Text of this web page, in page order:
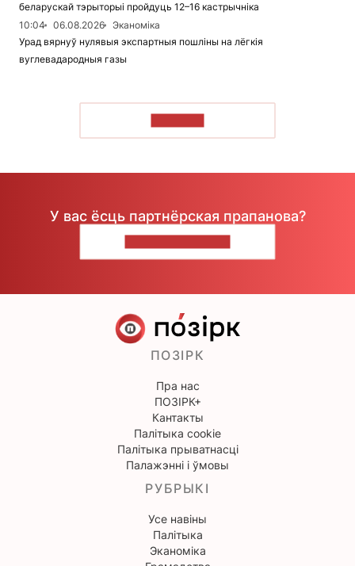
беларускай тэрыторыі пройдуць 12–16 кастрычніка
10:04
06.08.2026
Эканоміка
Урад вярнуў нулявыя экспартныя пошліны на лёгкія
вуглевадародныя газы
У вас ёсць партнёрская прапанова?
ПОЗІРК
Пра нас
ПОЗІРК+
Кантакты
Палітыка cookie
Палітыка прыватнасці
Палажэнні і ўмовы
РУБРЫКІ
Усе навіны
Палітыка
Эканоміка